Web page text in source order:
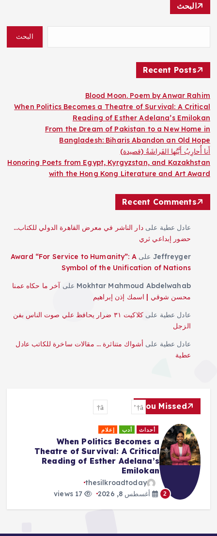
البحث
البحث
Recent Posts
Blood Moon. Poem by Anwar Rahim
When Politics Becomes a Theatre of Survival: A Critical
Reading of Esther Adelana’s Emilokan
From the Dream of Pakistan to a New Home in
Bangladesh: Biharis Abandon an Old Hope
أَنا أُحارِبُ أَيَّتُها الفَراشَةُ (قصيدة)
Honoring Poets from Egypt, Kyrgyzstan, and Kazakhstan
with the Hong Kong Literature and Art Award
Recent Comments
عادل عطية علىدار الناشر في معرض القاهرة الدولي للكتاب…
حضور إبداعي ثري
Jeffreyger علىAward “For Service to Humanity”: A
Symbol of the Unification of Nations
Mokhtar Mahmoud Abdelwahab على آخر ما حكاه عمنا
محسن شوقي | اسمك إذن إبراهيم
عادل عطية على
كلاكيت ٣١ ضرار يحافظ علي صوت الناس بفن
الزجل
عادل عطية على أشواك متناثرة … مقالات ساخرة للكاتب عادل
عطية
You Missed
3
أحداث أدب إعلام
From the Dream of Pakistan to
a New Home in Bangladesh:
Biharis Abandon an Old Hope
thesilkroadtoday
أغسطس 8, 2026
9 views